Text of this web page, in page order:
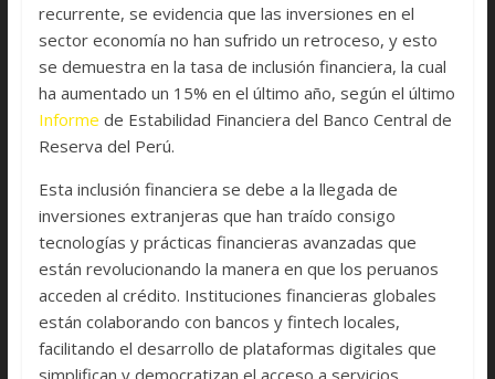
recurrente, se evidencia que las inversiones en el
sector economía no han sufrido un retroceso, y esto
se demuestra en la tasa de inclusión financiera, la cual
ha aumentado un 15% en el último año, según el último
Informe de Estabilidad Financiera del Banco Central de
Reserva del Perú.
Esta inclusión financiera se debe a la llegada de
inversiones extranjeras que han traído consigo
tecnologías y prácticas financieras avanzadas que
están revolucionando la manera en que los peruanos
acceden al crédito. Instituciones financieras globales
están colaborando con bancos y fintech locales,
facilitando el desarrollo de plataformas digitales que
simplifican y democratizan el acceso a servicios